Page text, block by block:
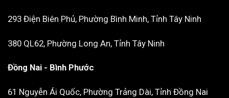
293 Điện Biên Phủ, Phường Bình Minh, Tỉnh Tây Ninh
380 QL62, Phường Long An, Tỉnh Tây Ninh
Đồng Nai - Bình Phước
61 Nguyễn Ái Quốc, Phường Trảng Dài, Tỉnh Đồng Nai